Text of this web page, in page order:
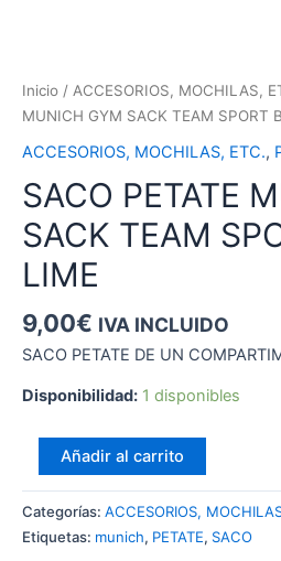
Inicio / ACCESORIOS, MOCHILAS,
MUNICH GYM SACK TEAM SPORT
ACCESORIOS, MOCHILAS, ETC.,
SACO PETATE
SACK TEAM
LIME
9,00€ IVA INCLUIDO
SACO PETATE DE UN
Disponibilidad: 1 disponibles
SACO
PETATE
GYM
SACK
Añadir al carrito
Categorías: ACCESORIOS,
Etiquetas: munich, PETATE, SACO